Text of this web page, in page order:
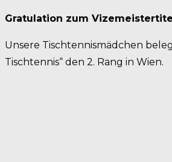
Gratulation zum
Unsere Tischtennismädchen
Tischtennis“ den 2. Rang in Wien.